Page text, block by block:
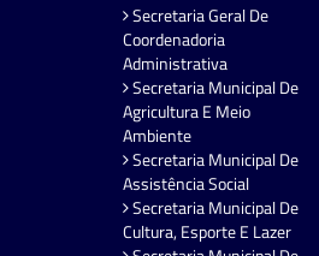
Secretaria Geral De
Coordenadoria
Administrativa
Secretaria Municipal De
Agricultura E Meio
Ambiente
Secretaria Municipal De
Assistência Social
Secretaria Municipal De
Cultura, Esporte E Lazer